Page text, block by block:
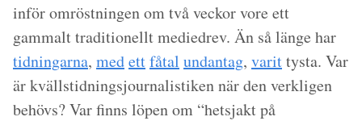
inför omröstningen om två veckor vore ett
gammalt traditionellt mediedrev. Än så länge har
tidningarna, medettfåtal undantag, varittysta. Var
är kvällstidningsjournalistiken när den verkligen
behövs? Var finns löpen om “hetsjakt på